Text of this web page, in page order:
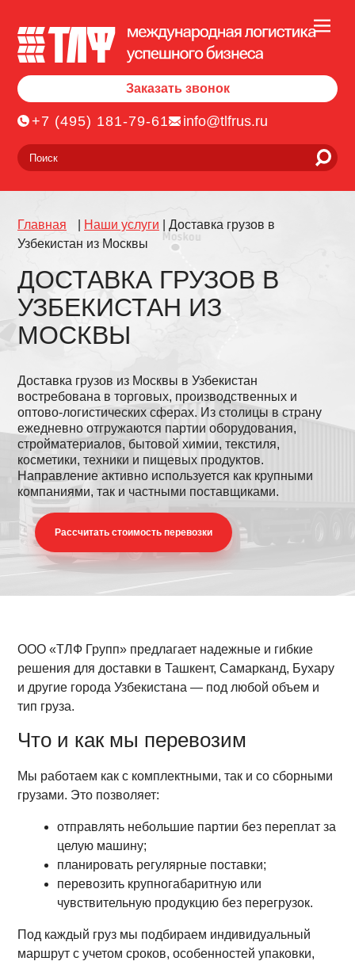
Заказать звонок
+7 (495) 181-79-61 info@tlfrus.ru
Главная Наши услуги
Доставка грузов в
Узбекистан из Москвы
ДОСТАВКА ГРУЗОВ В
УЗБЕКИСТАН ИЗ
МОСКВЫ
Доставка грузов из Москвы в Узбекистан
востребована в торговых, производственных и
оптово-логистических сферах. Из столицы в страну
ежедневно отгружаются партии оборудования,
стройматериалов, бытовой химии, текстиля,
косметики, техники и пищевых продуктов.
Направление активно используется как крупными
компаниями, так и частными поставщиками.
Раcсчитать стоимость перевозки
ООО «ТЛФ Групп» предлагает надежные и гибкие
решения для доставки в Ташкент, Самарканд, Бухару
и другие города Узбекистана — под любой объем и
тип груза.
Что и как мы перевозим
Мы работаем как с комплектными, так и со сборными
грузами. Это позволяет:
отправлять небольшие партии без переплат за
целую машину;
планировать регулярные поставки;
перевозить крупногабаритную или
чувствительную продукцию без перегрузок.
Под каждый груз мы подбираем индивидуальный
маршрут с учетом сроков, особенностей упаковки,